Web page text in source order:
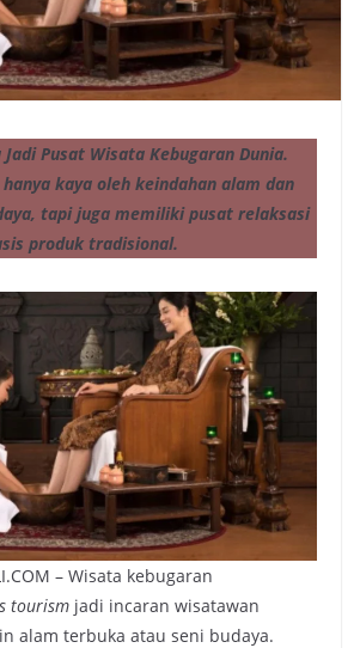
Pusat Wisata Kebugaran Dunia.
kaya oleh keindahan alam dan
tapi juga memiliki pusat relaksasi
produk tradisional.
– Wisata kebugaran
tourism jadi incaran wisatawan
alam terbuka atau seni budaya.